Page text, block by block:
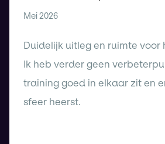
Mei 2026
Duidelijk uitleg en ruimte voor
Ik heb verder geen
training goed in elkaar zit en
sfeer heerst.